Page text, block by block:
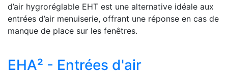
d’air hygroréglable EHT est une alternative idéale aux
entrées d’air menuiserie, offrant une réponse en cas de
manque de place sur les fenêtres.
EHA² - Entrées d'air